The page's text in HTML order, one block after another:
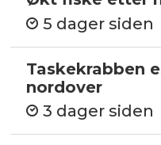
5 dager siden
Taskekrabben
nordover
3 dager siden